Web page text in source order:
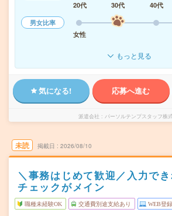
20代
30代 40代
男女比率
女性
もっと見る
気になる! 応募へ進む
派遣会社 パーソルテンプスタッフ株
未読 掲載日 2026/08/10
＼事務はじめて歓迎／入力で
チェックがメイン
職種未経験OK 交通費別途支給あり WEB登